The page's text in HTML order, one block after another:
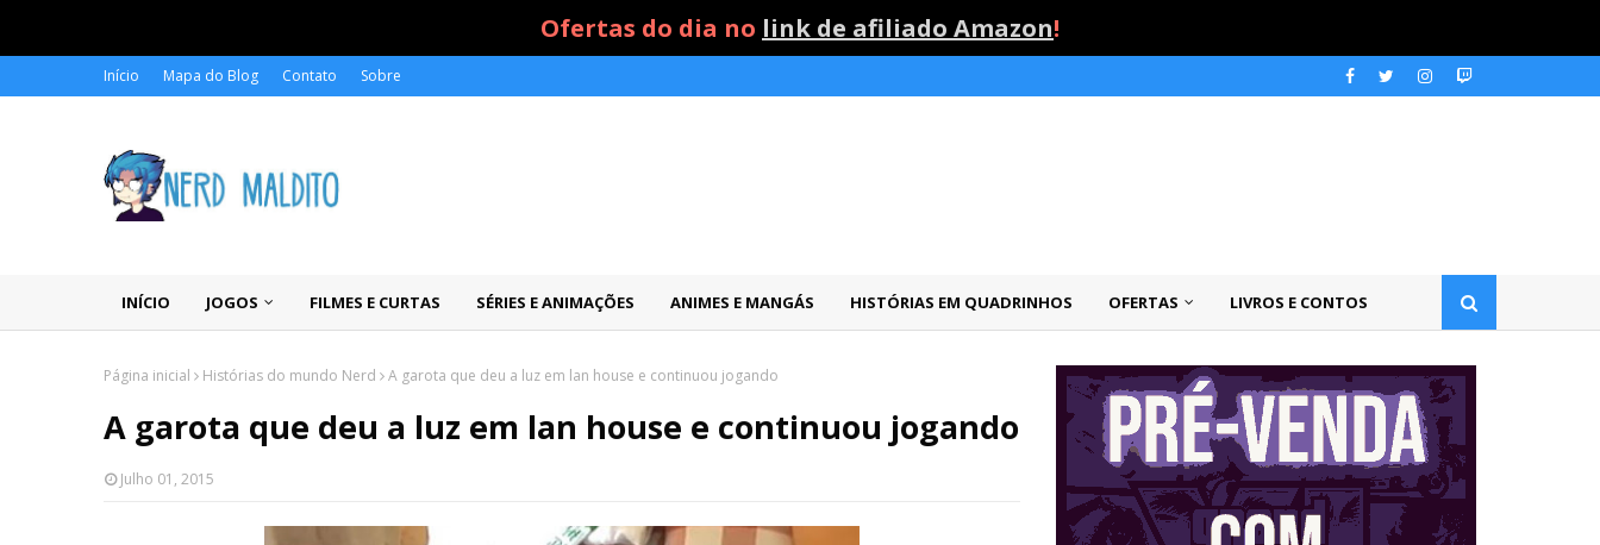
Ofertas do dia no link de afiliado Amazon!
Início Mapa do Blog Contato Sobre
INÍCIO JOGOS FILMES E CURTAS SÉRIES E ANIMAÇÕES ANIMES E MANGÁS HISTÓRIAS EM QUADRINHOS OFERTAS LIVROS E CONTOS
Página inicial Histórias do mundo Nerd A garota que deu a luz em lan house e continuou jogando
A garota que deu a luz em lan house e continuou jogando
Julho 01, 2015